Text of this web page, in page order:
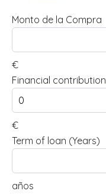
Monto de la Compra
€
Financial contribution
€
Term of loan (Years)
años